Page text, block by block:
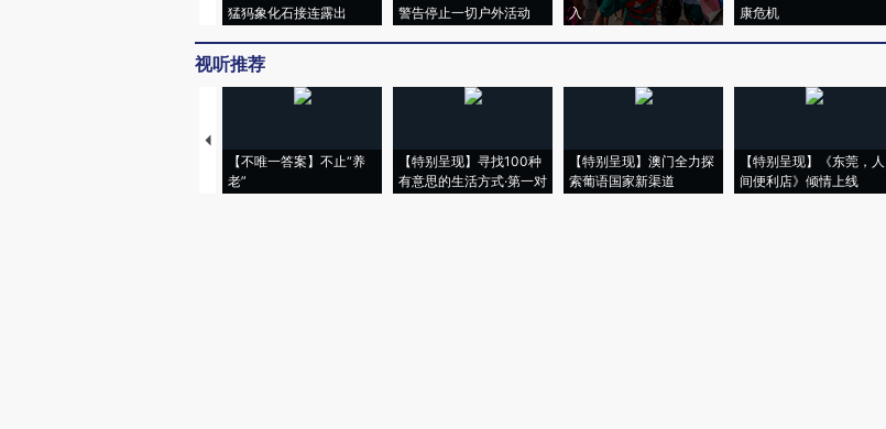
猛犸象化石接连露出
警告停止一切户外活动
入
康危机
视听推荐
【不唯一答案】不止“养
老”
【特别呈现】寻找100种
有意思的生活方式·第一对
【特别呈现】澳门全力探
索葡语国家新渠道
【特别呈现】《东莞，人
间便利店》倾情上线